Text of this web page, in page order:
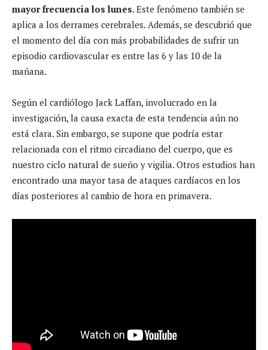
mayor frecuencia los lunes.Este fenómeno también se
aplica a los derrames cerebrales. Además, se descubrió que
el momento del día con más probabilidades de sufrir un
episodio cardiovascular es entre las 6 y las 10 de la
mañana.
Según el cardiólogo Jack Laffan, involucrado en la
investigación, la causa exacta de esta tendencia aún no
está clara. Sin embargo, se supone que podría estar
relacionada con el ritmo circadiano del cuerpo, que es
nuestro ciclo natural de sueño y vigilia. Otros estudios han
encontrado una mayor tasa de ataques cardíacos en los
días posteriores al cambio de hora en primavera.